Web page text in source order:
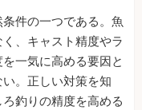
件の一つである。魚
、キャスト精度やラ
一気に高める要因と
。正しい対策を知
釣りの精度を高める